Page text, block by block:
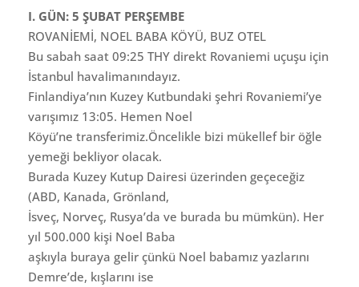
I. GÜN: 5 ŞUBAT PERŞEMBE
ROVANİEMİ, NOEL BABA KÖYÜ, BUZ OTEL
Bu sabah saat 09:25 THY direkt Rovaniemi uçuşu için
İstanbul havalimanındayız.
Finlandiya’nın Kuzey Kutbundaki şehri Rovaniemi’ye
varışımız 13:05. Hemen Noel
Köyü’ne transferimiz.Öncelikle bizi mükellef bir öğle
yemeği bekliyor olacak.
Burada Kuzey Kutup Dairesi üzerinden geçeceğiz
(ABD, Kanada, Grönland,
İsveç, Norveç, Rusya’da ve burada bu mümkün). Her
yıl 500.000 kişi Noel Baba
aşkıyla buraya gelir çünkü Noel babamız yazlarını
Demre’de, kışlarını ise